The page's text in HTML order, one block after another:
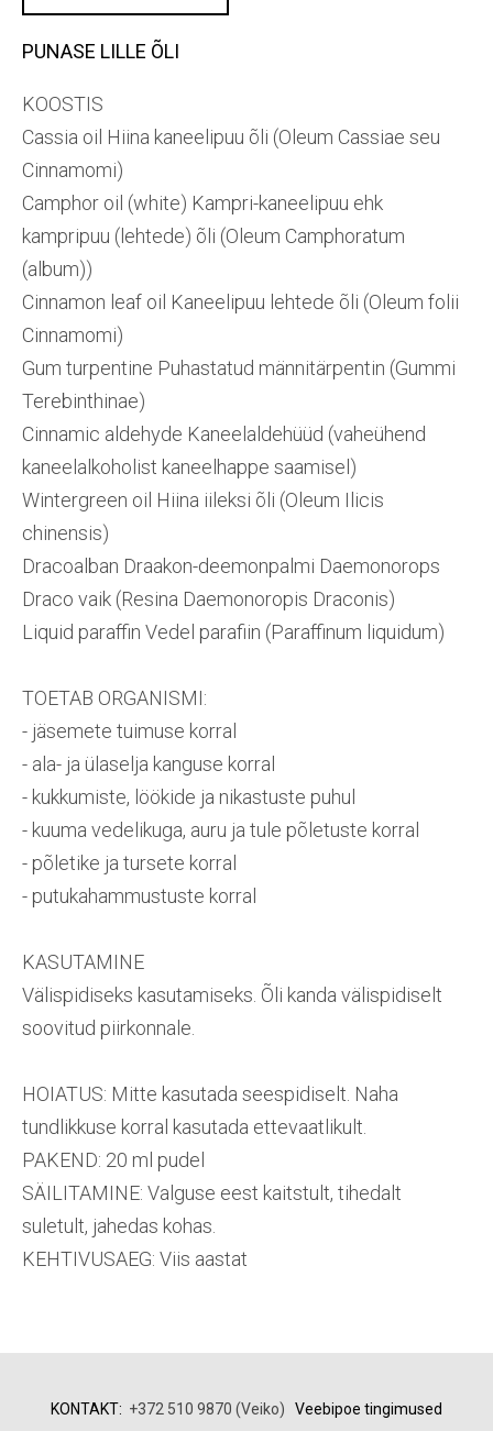
PUNASE LILLE ÕLI
KOOSTIS
Cassia oil Hiina kaneelipuu õli (Oleum Cassiae seu
Cinnamomi)
Camphor oil (white) Kampri-kaneelipuu ehk
kampripuu (lehtede) õli (Oleum Camphoratum
(album))
Cinnamon leaf oil Kaneelipuu lehtede õli (Oleum folii
Cinnamomi)
Gum turpentine Puhastatud männitärpentin (Gummi
Terebinthinae)
Cinnamic aldehyde Kaneelaldehüüd (vaheühend
kaneelalkoholist kaneelhappe saamisel)
Wintergreen oil Hiina iileksi õli (Oleum Ilicis
chinensis)
Dracoalban Draakon-deemonpalmi Daemonorops
Draco vaik (Resina Daemonoropis Draconis)
Liquid paraffin Vedel parafiin (Paraffinum liquidum)
TOETAB ORGANISMI:
- jäsemete tuimuse korral
- ala- ja ülaselja kanguse korral
- kukkumiste, löökide ja nikastuste puhul
- kuuma vedelikuga, auru ja tule põletuste korral
- põletike ja tursete korral
- putukahammustuste korral
KASUTAMINE
Välispidiseks kasutamiseks. Õli kanda välispidiselt
soovitud piirkonnale.
HOIATUS: Mitte kasutada seespidiselt. Naha
tundlikkuse korral kasutada ettevaatlikult.
PAKEND: 20 ml pudel
SÄILITAMINE: Valguse eest kaitstult, tihedalt
suletult, jahedas kohas.
KEHTIVUSAEG: Viis aastat
KONTAKT: +372 510 9870 (Veiko) Veebipoe tingimused